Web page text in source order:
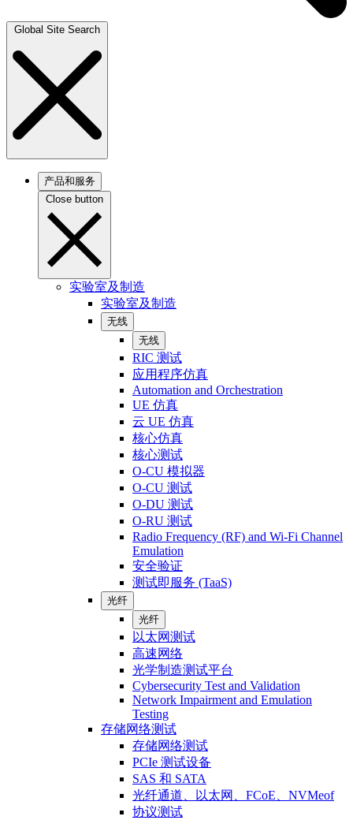
Global Site Search
产品和服务
Close button
实验室及制造
实验室及制造
无线
无线
RIC 测试
应用程序仿真
Automation and Orchestration
UE 仿真
云 UE 仿真
核心仿真
核心测试
O-CU 模拟器
O-CU 测试
O-DU 测试
O-RU 测试
Radio Frequency (RF) and Wi-Fi Channel
Emulation
安全验证
测试即服务 (TaaS)
光纤
光纤
以太网测试
高速网络
光学制造测试平台
Cybersecurity Test and Validation
Network Impairment and Emulation
Testing
存储网络测试
存储网络测试
PCIe 测试设备
SAS 和 SATA
光纤通道、以太网、FCoE、NVMeof
协议测试